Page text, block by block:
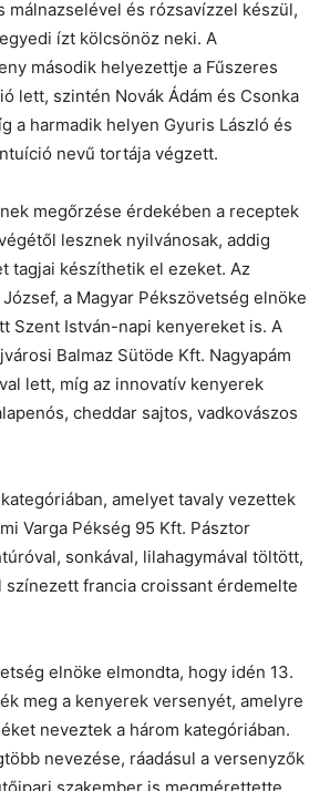
málnazselével és rózsavízzel készül,
ízt kölcsönöz neki. A
második helyezettje a Fűszeres
lett, szintén Novák Ádám és Csonka
a harmadik helyen Gyuris László és
nevű tortája végzett.
megőrzése érdekében a receptek
lesznek nyilvánosak, addig
tagjai készíthetik el ezeket. Az
a Magyar Pékszövetség elnöke
Szent István-napi kenyereket is. A
Balmaz Sütöde Kft. Nagyapám
lett, míg az innovatív kenyerek
cheddar sajtos, vadkovászos
amelyet tavaly vezettek
Varga Pékség 95 Kft. Pásztor
sonkával, lilahagymával töltött,
színezett francia croissant érdemelte
elnöke elmondta, hogy idén 13.
meg a kenyerek versenyét, amelyre
neveztek a három kategóriában.
nevezése, ráadásul a versenyzők